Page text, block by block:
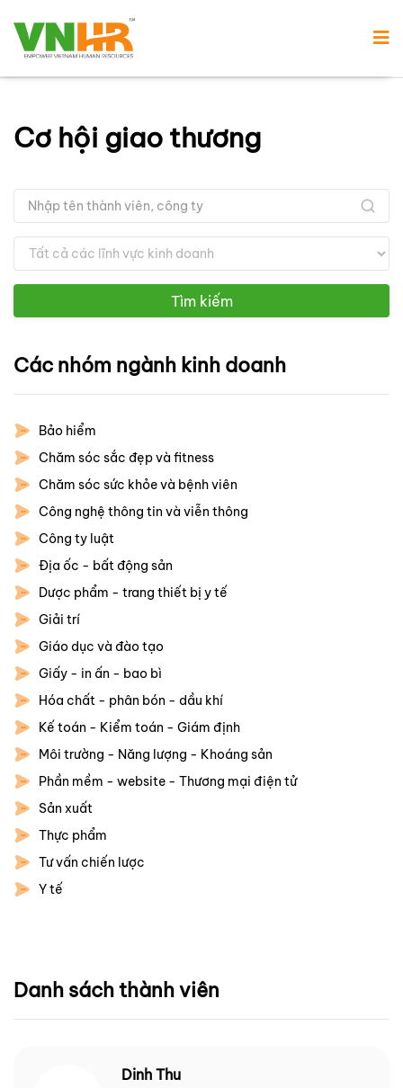
Cơ hội giao thương
Tìm kiếm
Các nhóm ngành kinh doanh
Bảo hiểm
Chăm sóc sắc đẹp và fitness
Chăm sóc sức khỏe và bệnh viên
Công nghệ thông tin và viễn thông
Công ty luật
Địa ốc - bất động sản
Dược phẩm - trang thiết bị y tế
Giải trí
Giáo dục và đào tạo
Giấy - in ấn - bao bì
Hóa chất - phân bón - dầu khí
Kế toán - Kiểm toán - Giám định
Môi trường - Năng lượng - Khoáng sản
Phần mềm - website - Thương mại điện tử
Sản xuất
Thực phẩm
Tư vấn chiến lược
Y tế
Danh sách thành viên
Dinh Thu